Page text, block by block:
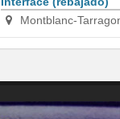
Montblanc-